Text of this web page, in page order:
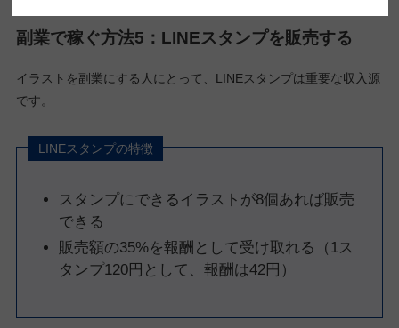
副業で稼ぐ方法5：LINEスタンプを販売する
イラストを副業にする人にとって、LINEスタンプは重要な収入源
です。
LINEスタンプの特徴
スタンプにできるイラストが8個あれば販売
できる
販売額の35%を報酬として受け取れる（1ス
タンプ120円として、報酬は42円）